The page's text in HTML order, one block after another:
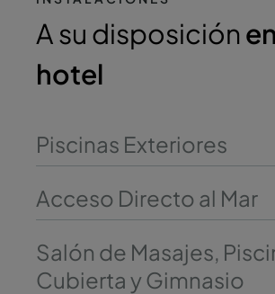
A su disposición
hotel
Piscinas Exteriores
Acceso Directo al Mar
Salón de Masajes,
Cubierta y Gimnasio